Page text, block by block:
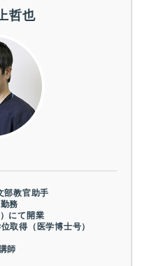
哲也
部教官助手
務
にて開業
取得（医学博士号）
師